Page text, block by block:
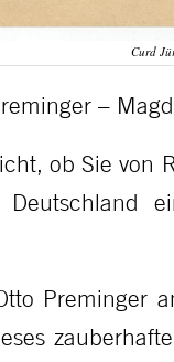
Curd
–
ob Sie von
Preminger